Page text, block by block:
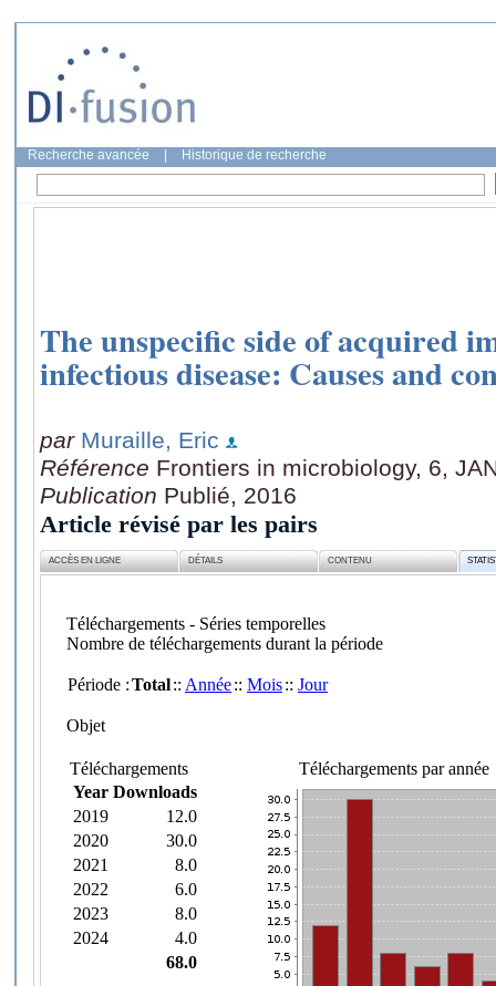
Recherche avancée Historique de recherche
The unspecific side of acquired
infectious disease: Causes and
par Muraille, Eric
Référence Frontiers in microbiology, 6,
Publication Publié, 2016
Article révisé par les pairs
ACCÈS EN LIGNE DÉTAILS CONTENU